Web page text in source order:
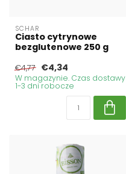
SCHAR
Ciasto cytrynowe
bezglutenowe 250 g
€4,77 €4,34
W magazynie. Czas dostawy
1-3 dni robocze